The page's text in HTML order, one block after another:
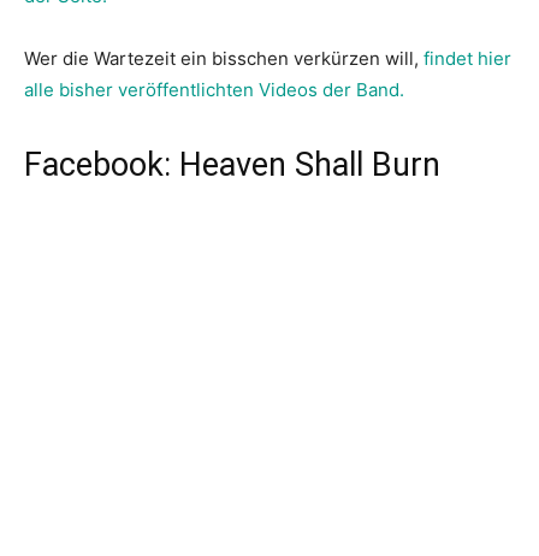
Wer die Wartezeit ein bisschen verkürzen will, findet hier
alle bisher veröffentlichten Videos der Band.
Facebook: Heaven Shall Burn